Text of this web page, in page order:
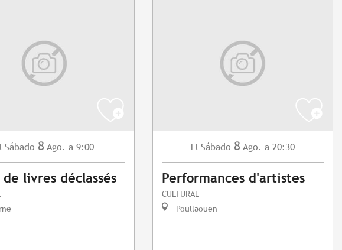
Sábado 8 Ago. a 9:00
livres déclassés
El Sábado 8 Ago. a 20:30
Performances d'artistes
CULTURAL
Poullaouen